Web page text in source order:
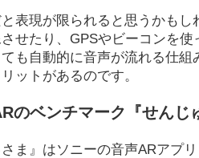
表現が限られると思うかも
せたり、GPSやビーコンを
も自動的に音声が流れる仕
ットがあるのです。
のベンチマーク『せんじ
さま』はソニーの音声ARアプ